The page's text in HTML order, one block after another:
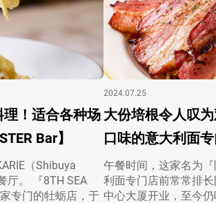
理！适合各种场
Bar】
（Shibuya
厅。 『8TH SEA
专门的牡蛎店，于
2024.07.25
大份培根令人叹
口味的意大利面专
午餐时间，这家名为
利面专门店前常常排
中心大厦开业，至今